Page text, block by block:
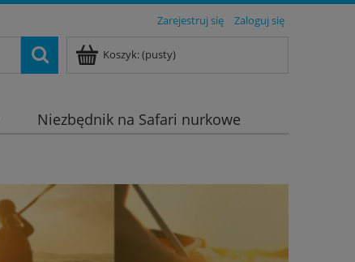
Zarejestruj się Zaloguj się
Koszyk:(pusty)
Niezbędnik na Safari nurkowe